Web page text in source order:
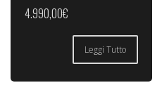
4.990,00€
Leggi Tutto